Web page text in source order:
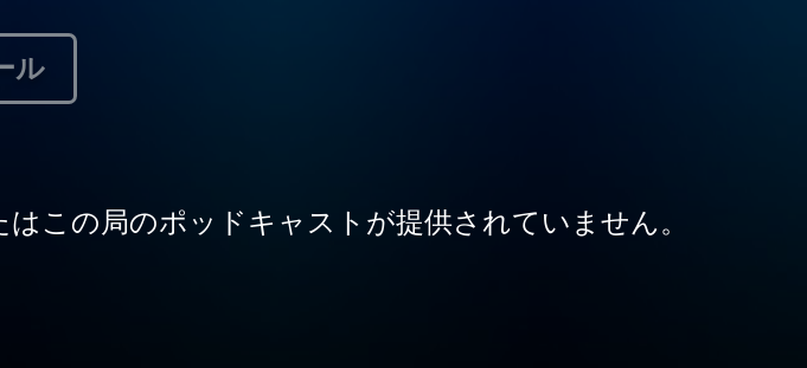
ル
この局のポッドキャストが提供されていません。